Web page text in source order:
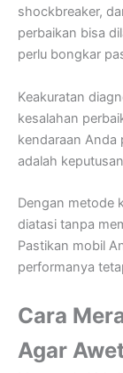
shockbreaker,
perbaikan bisa
perlu bongkar
Keakuratan
kesalahan
kendaraan Anda
adalah
Dengan metode
diatasi tanpa
Pastikan mobil
performanya
Cara
Agar